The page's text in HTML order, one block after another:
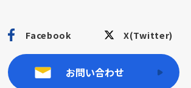
Facebook X(Twitter)
お問い合わせ